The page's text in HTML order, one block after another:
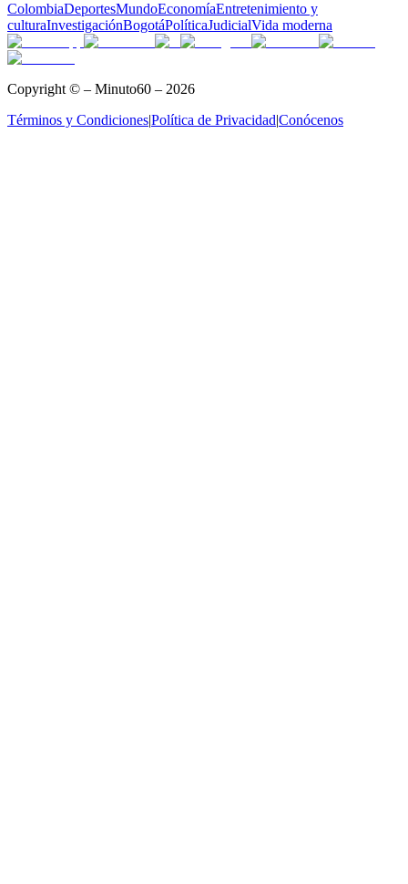
ColombiaDeportesMundoEconomíaEntretenimiento y
culturaInvestigaciónBogotáPolíticaJudicialVida moderna
Copyright © – Minuto60 – 2026
Términos y Condiciones|Política de Privacidad|Conócenos